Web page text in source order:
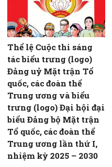
Thể lệ Cuộc thi sáng
tác biểu trưng (logo)
Đảng uỷ Mặt trận Tổ
quốc, các đoàn thể
Trung ương và biểu
trưng (logo) Đại hội đại
biểu Đảng bộ Mặt trận
Tổ quốc, các đoàn thể
Trung ương lần thứ I,
nhiệm kỳ 2025 – 2030